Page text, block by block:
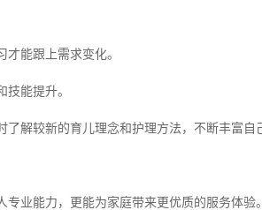
能跟上需求变化。
能提升。
了解较新的育儿理念和护理方法，不断丰富自
专业能力，更能为家庭带来更优质的服务体验